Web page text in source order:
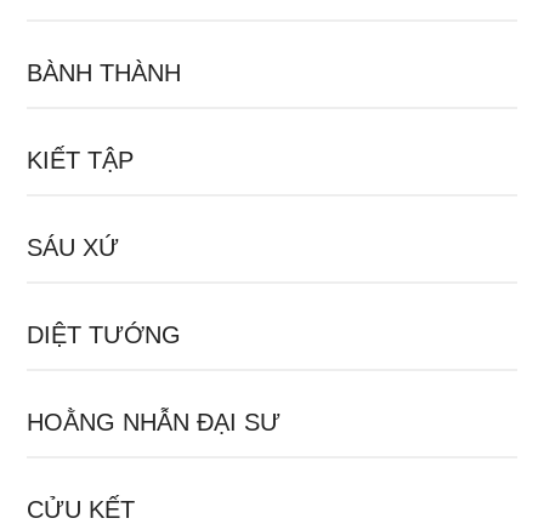
BÀNH THÀNH
KIẾT TẬP
SÁU XỨ
DIỆT TƯỚNG
HOẰNG NHẪN ĐẠI SƯ
CỬU KẾT